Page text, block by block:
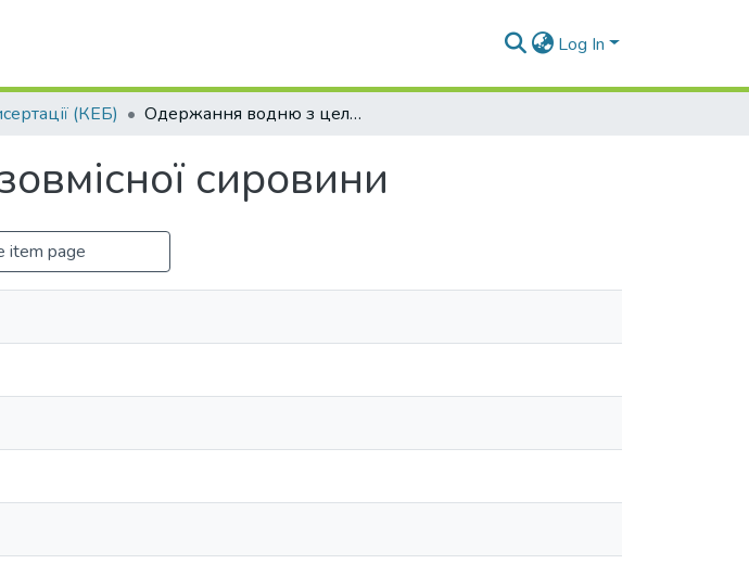
Log In
(КЕБ) Одержання водню з целюлозовмісної сировини
сировини
item page